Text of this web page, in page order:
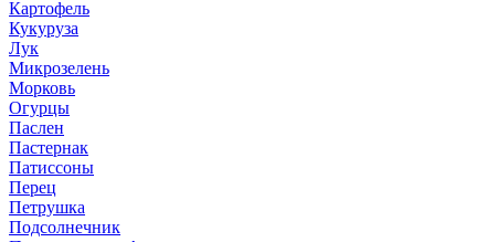
Картофель
Кукуруза
Лук
Микрозелень
Морковь
Огурцы
Паслен
Пастернак
Патиссоны
Перец
Петрушка
Подсолнечник